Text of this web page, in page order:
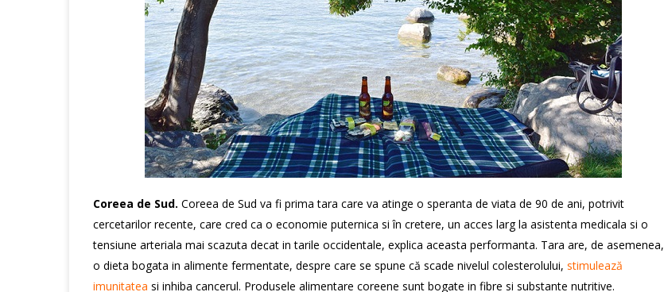
Coreea de Sud. Coreea de Sud va fi prima tara care va atinge o speranta de viata de 90 de ani, potrivit
cercetarilor recente, care cred ca o economie puternica si în cretere, un acces larg la asistenta medicala si o
tensiune arteriala mai scazuta decat in tarile occidentale, explica aceasta performanta. Tara are, de asemenea,
o dieta bogata in alimente fermentate, despre care se spune că scade nivelul colesterolului, stimulează
imunitatea si inhiba cancerul. Produsele alimentare coreene sunt bogate in fibre si substante nutritive.